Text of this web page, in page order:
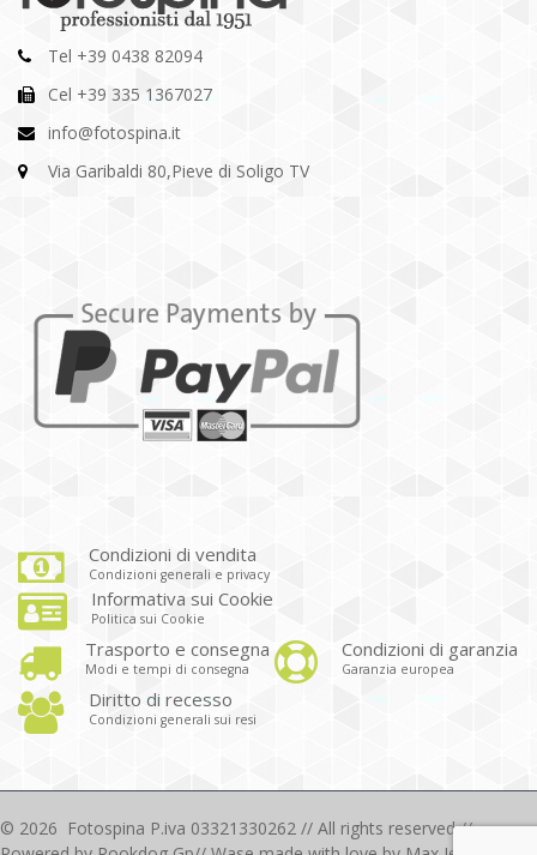
Tel +39 0438 82094
Cel +39 335 1367027
info@fotospina.it
Via Garibaldi 80,Pieve di Soligo TV
Condizioni di vendita
Condizioni generali e privacy
Informativa sui Cookie
Politica sui Cookie
Trasporto e consegna
Modi e tempi di consegna
Condizioni di garanzia
Garanzia europea
Diritto di recesso
Condizioni generali sui resi
© 2026 Fotospina P.iva 03321330262 // All rights reserved //